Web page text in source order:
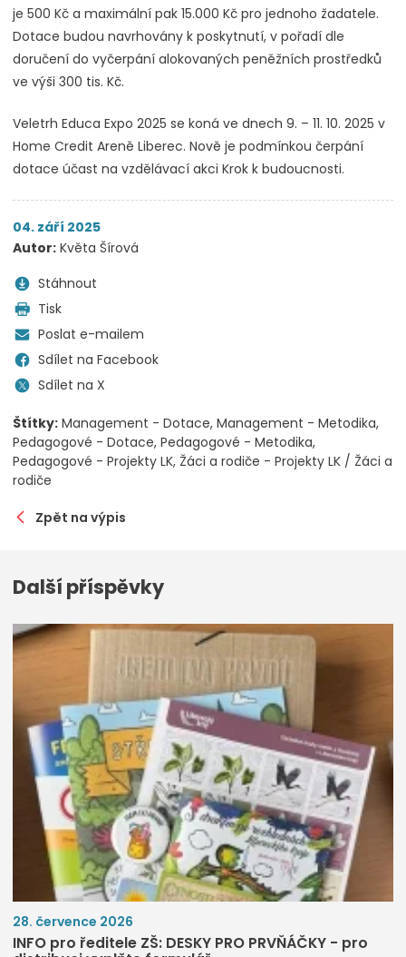
je 500 Kč a maximální pak 15.000 Kč pro jednoho žadatele.
Dotace budou navrhovány k poskytnutí, v pořadí dle
doručení do vyčerpání alokovaných peněžních prostředků
ve výši 300 tis. Kč.
Veletrh Educa Expo 2025 se koná ve dnech 9. – 11. 10. 2025 v
Home Credit Areně Liberec. Nově je podmínkou čerpání
dotace účast na vzdělávací akci Krok k budoucnosti.
04. září 2025
Autor: Květa Šírová
Stáhnout
Tisk
Poslat e-mailem
Sdílet na Facebook
Sdílet na X
Štítky: Management - Dotace Management - Metodika
Pedagogové - Dotace Pedagogové - Metodika
Pedagogové - Projekty LK Žáci a rodiče - Projekty LK / Žáci a
rodiče
Zpět na výpis
Další příspěvky
28. července 2026
INFO pro ředitele ZŠ: DESKY PRO PRVŇÁČKY - pro